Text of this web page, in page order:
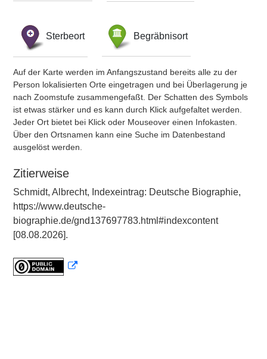
Sterbeort Begräbnisort
Auf der Karte werden im Anfangszustand bereits alle zu der
Person lokalisierten Orte eingetragen und bei Überlagerung je
nach Zoomstufe zusammengefaßt. Der Schatten des Symbols
ist etwas stärker und es kann durch Klick aufgefaltet werden.
Jeder Ort bietet bei Klick oder Mouseover einen Infokasten.
Über den Ortsnamen kann eine Suche im Datenbestand
ausgelöst werden.
Zitierweise
Schmidt, Albrecht, Indexeintrag: Deutsche Biographie,
https://www.deutsche-
biographie.de/gnd137697783.html#indexcontent
[08.08.2026].